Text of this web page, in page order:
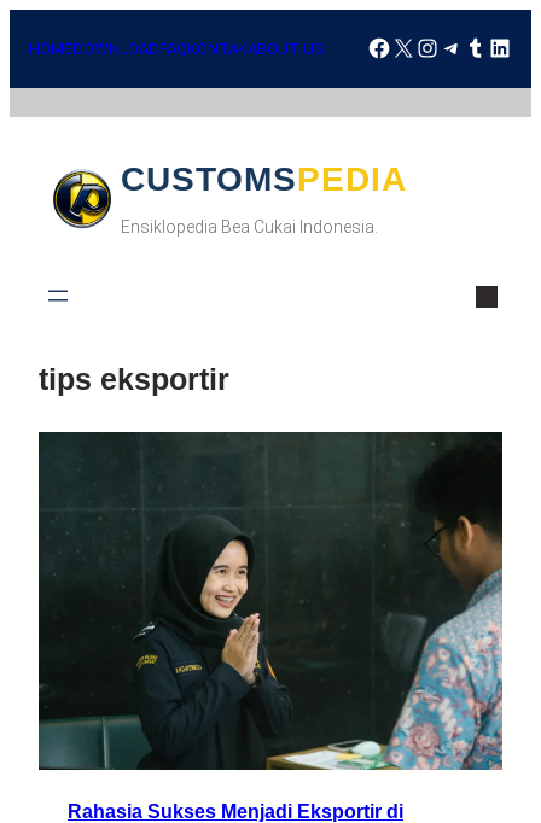
HOMEDOWNLOADFAQKONTAKABOUT US
CUSTOMSPEDIA
Ensiklopedia Bea Cukai Indonesia.
tips eksportir
Rahasia Sukses Menjadi Eksportir di